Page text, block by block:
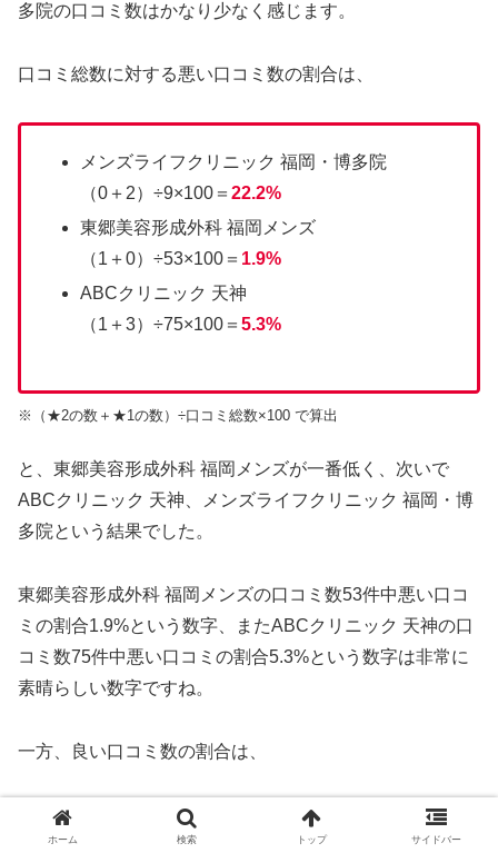
多院の口コミ数はかなり少なく感じます。
口コミ総数に対する悪い口コミ数の割合は、
メンズライフクリニック 福岡・博多院
（0＋2）÷9×100＝22.2%
東郷美容形成外科 福岡メンズ
（1＋0）÷53×100＝ 1.9%
ABCクリニック 天神
（1＋3）÷75×100＝5.3%
※（★2の数＋★1の数）÷口コミ総数×100 で算出
と、東郷美容形成外科 福岡メンズが一番低く、次いで
ABCクリニック 天神、メンズライフクリニック 福岡・博
多院という結果でした。
東郷美容形成外科 福岡メンズの口コミ数53件中悪い口コ
ミの割合1.9%という数字、またABCクリニック 天神の口
コミ数75件中悪い口コミの割合5.3%という数字は非常に
素晴らしい数字ですね。
一方、良い口コミ数の割合は、
メンズライフクリニック 福岡・博多院
ホーム 検索 トップ サイドバー